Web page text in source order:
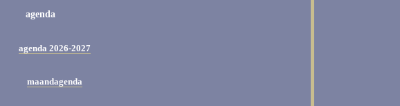
agenda
agenda 2026-2027
maandagenda